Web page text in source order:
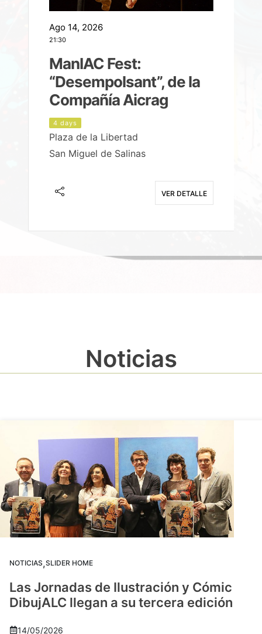
Ago 14, 2026
21:30
ManIAC Fest:
“Desempolsant”, de la
Compañía Aicrag
4 days
Plaza de la Libertad
San Miguel de Salinas
VER DETALLE
Noticias
NOTICIAS,SLIDER HOME
Las Jornadas de Ilustración y Cómic
DibujALC llegan a su tercera edición
14/05/2026